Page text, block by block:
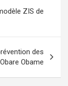
ZIS de
des
Obame